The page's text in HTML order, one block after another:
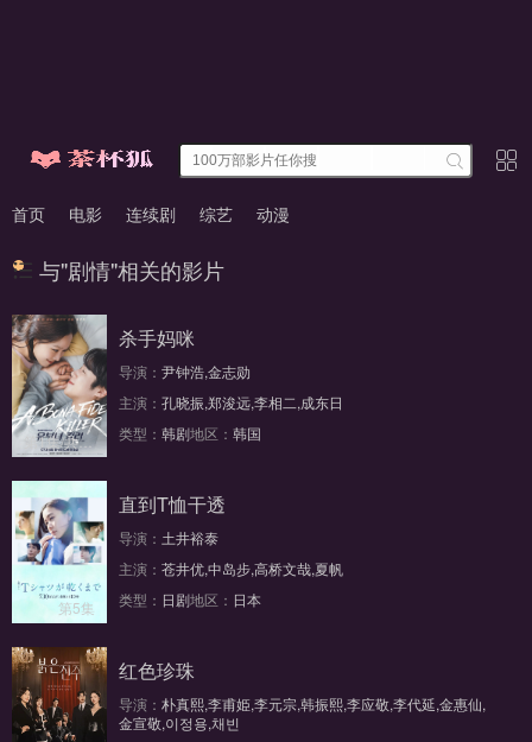
首页 电影 连续剧 综艺 动漫
与"剧情"相关的影片
第1集/共14集
杀手妈咪
导演： 尹钟浩,金志勋
主演： 孔晓振,郑浚远,李相二,成东日
类型： 韩剧地区： 韩国
第5集
直到T恤干透
导演： 土井裕泰
主演： 苍井优,中岛步,高桥文哉,夏帆
类型： 日剧地区： 日本
红色珍珠
导演： 朴真熙,李甫姫,李元宗,韩振熙,李应敬,李代延,金惠仙,
金宣敬,이정용,채빈